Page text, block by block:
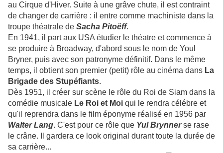
au Cirque d'Hiver. Suite à une grâve chute, il est contraint
de changer de carrière : il entre comme machiniste dans la
troupe théatrale de Sacha Pitoëff.
En 1941, il part aux USA étudier le théatre et commence à
se produire à Broadway, d'abord sous le nom de Youl
Bryner, puis avec son patronyme définitif. Dans le même
temps, il obtient son premier (petit) rôle au cinéma dans La
Brigade des Stupéfiants.
Dès 1951, il créer sur scène le rôle du Roi de Siam dans la
comédie musicale Le Roi et Moi qui le rendra célébre et
qu'il reprendra dans le film éponyme réalisé en 1956 par
Walter Lang. C'est pour ce rôle que Yul Brynnerse rase
le crâne. Il gardera ce look original durant toute la durée de
sa carrière...